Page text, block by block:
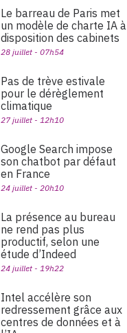
Le barreau de Paris met
un modèle de charte IA à
disposition des cabinets
28 juillet - 07h54
Pas de trève estivale
pour le dérèglement
climatique
27 juillet - 12h10
Google Search impose
son chatbot par défaut
en France
24 juillet - 20h10
La présence au bureau
ne rend pas plus
productif, selon une
étude d’Indeed
24 juillet - 19h22
Intel accélère son
redressement grâce aux
centres de données et à